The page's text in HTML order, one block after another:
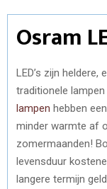
Osram
LED’s zijn heldere,
traditionele lampen
lampen hebben
minder warmte af
zomermaanden!
levensduur
langere termijn